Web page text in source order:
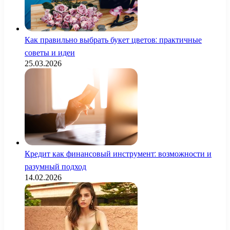
Как правильно выбрать букет цветов: практичные
советы и идеи
25.03.2026
Кредит как финансовый инструмент: возможности и
разумный подход
14.02.2026